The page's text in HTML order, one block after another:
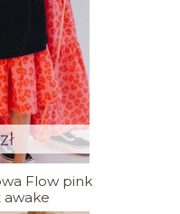
Flow pink
awake